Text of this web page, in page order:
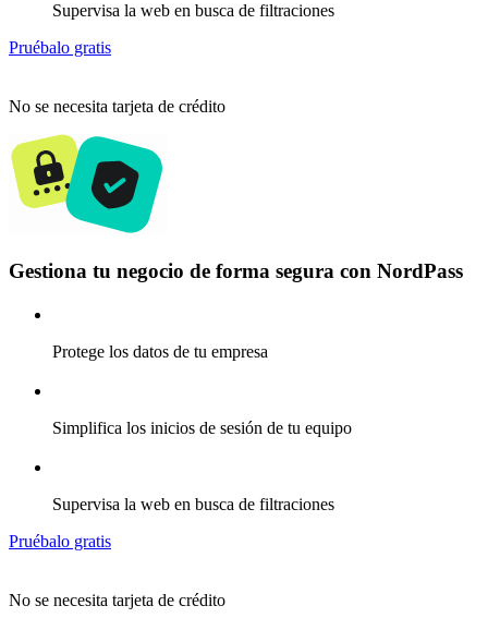
Supervisa la web en busca de filtraciones
Pruébalo gratis
No se necesita tarjeta de crédito
Gestiona tu negocio de forma segura con NordPass
Protege los datos de tu empresa
Simplifica los inicios de sesión de tu equipo
Supervisa la web en busca de filtraciones
Pruébalo gratis
No se necesita tarjeta de crédito